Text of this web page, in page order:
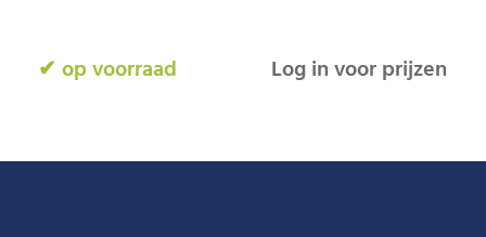
✔ op voorraad Log in voor prijzen